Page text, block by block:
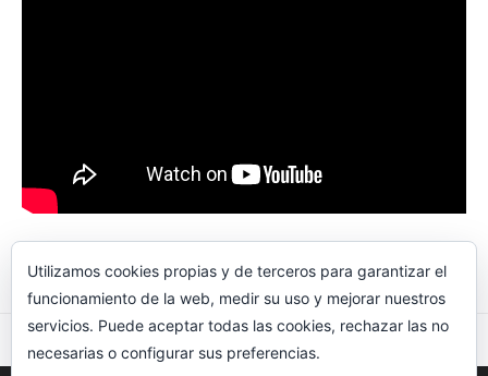
IBERIAN BUSHCRAFT «INSTAGRAM»
Utilizamos cookies propias y de terceros para garantizar el
funcionamiento de la web, medir su uso y mejorar nuestros
servicios. Puede aceptar todas las cookies, rechazar las no
necesarias o configurar sus preferencias.